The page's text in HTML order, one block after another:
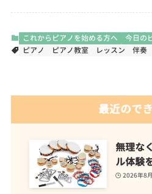
これからピアノを始める方へ
今日の
ピアノ
ピアノ教室 レッスン 伴奏
最近ので
無理な
ル体験
2026年8